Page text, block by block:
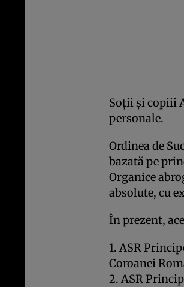
Soţii şi copiii
personale.
Ordinea de
bazată pe
Organice
absolute, cu
În prezent,
1. ASR
Coroanei
2. ASR